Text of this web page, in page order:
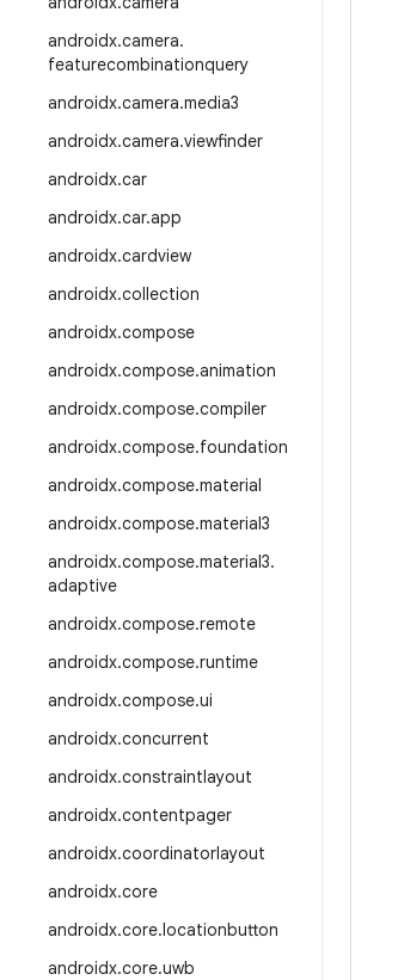
androidx.camera.
featurecombinationquery
androidx.camera.media3
androidx.camera.viewfinder
androidx.car
androidx.car.app
androidx.cardview
androidx.collection
androidx.compose
androidx.compose.animation
androidx.compose.compiler
androidx.compose.foundation
androidx.compose.material
androidx.compose.material3
androidx.compose.material3.
adaptive
androidx.compose.remote
androidx.compose.runtime
androidx.compose.ui
androidx.concurrent
androidx.constraintlayout
androidx.contentpager
androidx.coordinatorlayout
androidx.core
androidx.core.locationbutton
androidx.core.uwb